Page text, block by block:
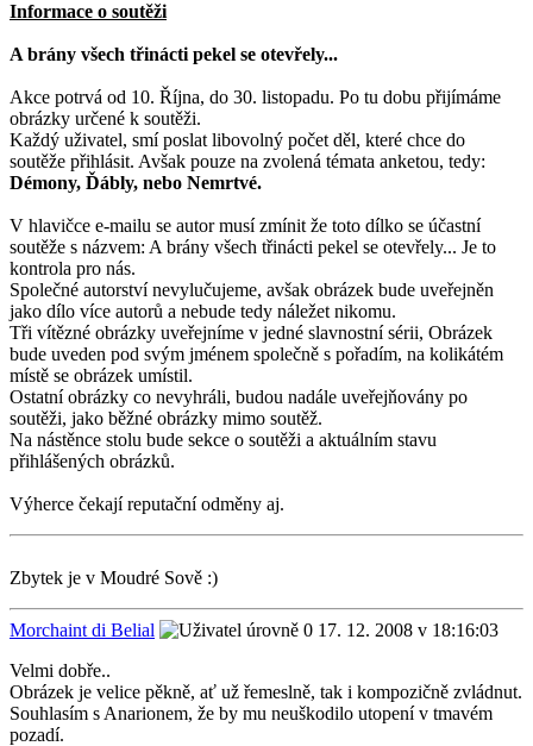
Informace o soutěži
A brány všech třinácti pekel se otevřely...
Akce potrvá od 10. Října, do 30. listopadu. Po tu dobu přijímáme
obrázky určené k soutěži.
Každý uživatel, smí poslat libovolný počet děl, které chce do
soutěže přihlásit. Avšak pouze na zvolená témata anketou, tedy:
Démony, Ďábly, nebo Nemrtvé.
V hlavičce e-mailu se autor musí zmínit že toto dílko se účastní
soutěže s názvem: A brány všech třinácti pekel se otevřely... Je to
kontrola pro nás.
Společné autorství nevylučujeme, avšak obrázek bude uveřejněn
jako dílo více autorů a nebude tedy náležet nikomu.
Tři vítězné obrázky uveřejníme v jedné slavnostní sérii, Obrázek
bude uveden pod svým jménem společně s pořadím, na kolikátém
místě se obrázek umístil.
Ostatní obrázky co nevyhráli, budou nadále uveřejňovány po
soutěži, jako běžné obrázky mimo soutěž.
Na nástěnce stolu bude sekce o soutěži a aktuálním stavu
přihlášených obrázků.
Výherce čekají reputační odměny aj.
Zbytek je v Moudré Sově :)
Morchaint di Belial
17. 12. 2008 v 18:16:03
Velmi dobře..
Obrázek je velice pěkně, ať už řemeslně, tak i kompozičně zvládnut.
Souhlasím s Anarionem, že by mu neuškodilo utopení v tmavém
pozadí.